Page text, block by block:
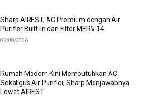
Sharp AIREST, AC Premium dengan Air
Purifier Built-in dan Filter MERV 14
06/08/2026
Rumah Modern Kini Membutuhkan AC
Sekaligus Air Purifier, Sharp Menjawabnya
Lewat AIREST